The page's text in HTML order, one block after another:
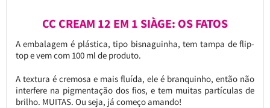
CC CREAM 12 EM 1 SIÀGE: OS FATOS
A embalagem é plástica, tipo bisnaguinha, tem tampa de flip-
top e vem com 100 ml de produto.
A textura é cremosa e mais fluída, ele é branquinho, então não
interfere na pigmentação dos fios, e tem muitas partículas de
brilho. MUITAS. Ou seja, já começo amando!